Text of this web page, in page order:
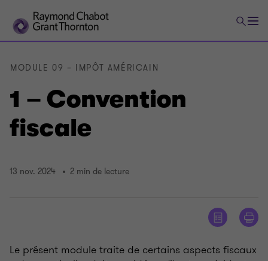
1 – Convention
fiscale
MODULE 09 – IMPÔT AMÉRICAIN
13 nov. 2024 2 min de lecture
Le présent module traite de certains aspects fiscaux